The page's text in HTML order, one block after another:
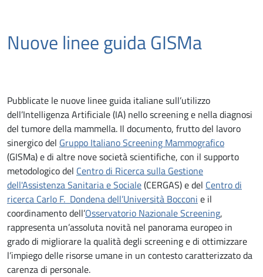
Nuove linee guida GISMa
Pubblicate le nuove linee guida italiane sull’utilizzo
dell’Intelligenza Artificiale (IA) nello screening e nella diagnosi
del tumore della mammella. Il documento, frutto del lavoro
sinergico del Gruppo Italiano Screening Mammografico
(GISMa) e di altre nove società scientifiche, con il supporto
metodologico del Centro di Ricerca sulla Gestione
dell'Assistenza Sanitaria e Sociale(CERGAS) e del Centro di
ricerca Carlo F. Dondena dell’Università Bocconi e il
coordinamento dell’Osservatorio Nazionale Screening,
rappresenta un’assoluta novità nel panorama europeo in
grado di migliorare la qualità degli screening e di ottimizzare
l’impiego delle risorse umane in un contesto caratterizzato da
carenza di personale.